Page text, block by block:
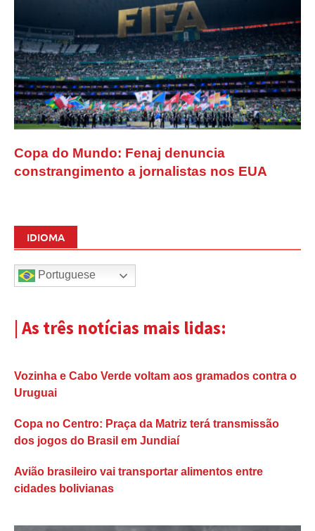
Copa do Mundo: Fenaj denuncia
constrangimento a jornalistas nos EUA
IDIOMA
Portuguese
| As três notícias mais lidas:
Vozinha e Cabo Verde voltam aos gramados contra o
Uruguai
Copa no Centro: Praça da Matriz terá transmissão
dos jogos do Brasil em Jundiaí
Avião brasileiro vai transportar alimentos entre
cidades bolivianas